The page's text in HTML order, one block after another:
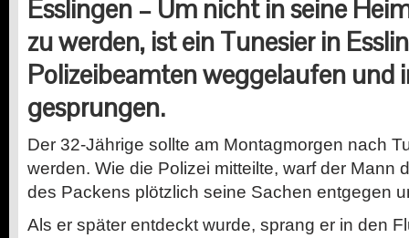
Esslingen – Um nicht in seine
zu werden, ist ein Tunesier in
Polizeibeamten weggelaufen und
gesprungen.
Der 32-Jährige sollte am Montagmorgen nach
werden. Wie die Polizei mitteilte, warf der Mann
des Packens plötzlich seine Sachen entgegen
Als er später entdeckt wurde, sprang er in den